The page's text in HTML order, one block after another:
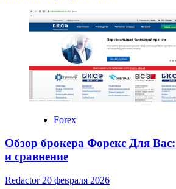
Forex
Обзор брокера Форекс Для
и сравнение
Redactor 20 февраля 2026